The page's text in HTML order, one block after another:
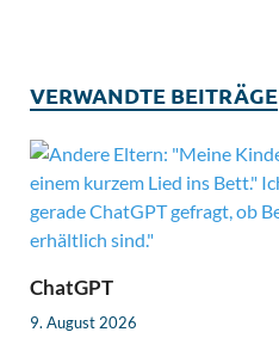
VERWANDTE BEITRÄGE
ChatGPT
9. August 2026